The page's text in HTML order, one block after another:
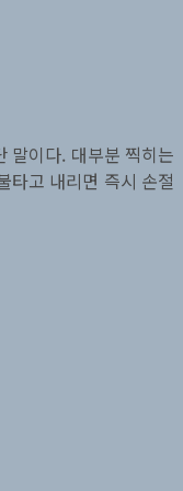
말이다. 대부분 찍히는
타고 내리면 즉시 손절